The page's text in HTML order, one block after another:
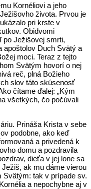
Kornéliovi a jeho
života. Prvou je
pri krste v
Obidvomi
po Ježišovej smrti,
apoštolov Duch Svätý a
moci. Teraz z tejto
Svätým hovorí o nej
reč, plná Božieho
slov táto skúsenosť
čítame ďalej: „Kým
všetkých, čo počúvali
Prináša Krista v sebe
podobne, ako keď
a privedená k
domu a pozdravila
dieťa v jej lone sa
Ježiš, ak mu dáme vierou
Svätým: tak v prípade sv.
a nepochybne aj v